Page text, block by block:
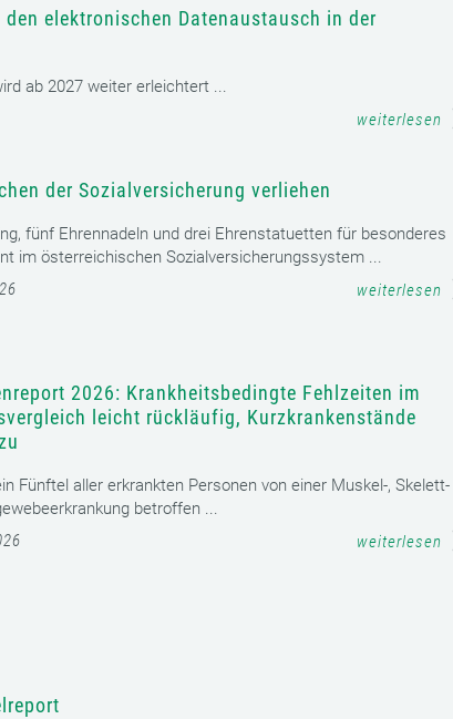
elektronischen Datenaustausch in der
ab 2027 weiter erleichtert ...
weiterlesen
der Sozialversicherung verliehen
fünf Ehrennadeln und drei Ehrenstatuetten für besonderes
im österreichischen Sozialversicherungssystem ...
weiterlesen
2026: Krankheitsbedingte Fehlzeiten im
leicht rückläufig, Kurzkrankenstände
Fünftel aller erkrankten Personen von einer Muskel-, Skelett-
betroffen ...
weiterlesen